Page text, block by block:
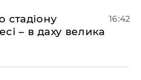
стадіону
– в даху велика
16:42